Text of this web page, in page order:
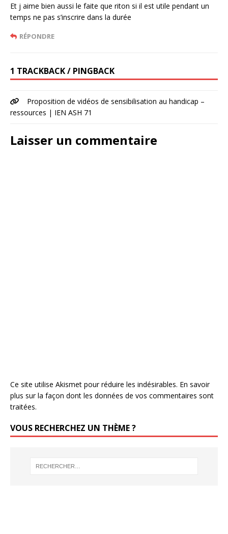
Et j aime bien aussi le faite que riton si il est utile pendant un
temps ne pas s’inscrire dans la durée
RÉPONDRE
1 TRACKBACK / PINGBACK
Proposition de vidéos de sensibilisation au handicap –
ressources | IEN ASH 71
Laisser un commentaire
Ce site utilise Akismet pour réduire les indésirables. En savoir
plus sur la façon dont les données de vos commentaires sont
traitées.
VOUS RECHERCHEZ UN THÈME ?